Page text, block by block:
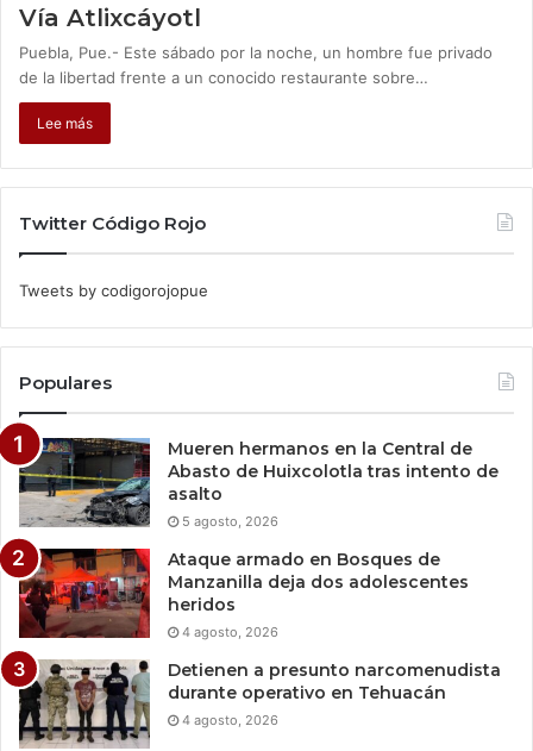
Vía Atlixcáyotl
Puebla, Pue.- Este sábado por la noche, un hombre fue privado
de la libertad frente a un conocido restaurante sobre…
Lee más
Twitter Código Rojo
Tweets by codigorojopue
Populares
Mueren hermanos en la Central de
Abasto de Huixcolotla tras intento de
asalto
5 agosto, 2026
Ataque armado en Bosques de
Manzanilla deja dos adolescentes
heridos
4 agosto, 2026
Detienen a presunto narcomenudista
durante operativo en Tehuacán
4 agosto, 2026